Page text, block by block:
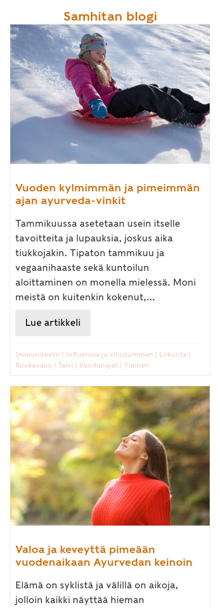
Samhitan blogi
Vuoden kylmimmän ja pimeimmän
ajan ayurveda-vinkit
Tammikuussa asetetaan usein itselle
tavoitteita ja lupauksia, joskus aika
tiukkojakin. Tipaton tammikuu ja
vegaanihaaste sekä kuntoilun
aloittaminen on monella mielessä. Moni
meistä on kuitenkin kokenut,...
Lue artikkeli
Immuniteetti | Influenssa ja vilustuminen | Liikunta |
Ruokavalio | Talvi | Vuodenajat | Yleinen
Valoa ja keveyttä pimeään
vuodenaikaan Ayurvedan keinoin
Elämä on syklistä ja välillä on aikoja,
jolloin kaikki näyttää hieman